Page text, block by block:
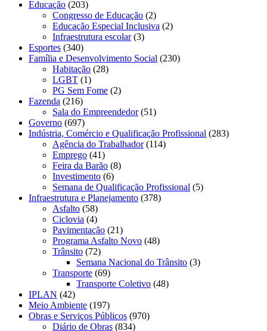
Educação (203)
Congresso de Educação (2)
Educação Especial Inclusiva (2)
Infraestrutura escolar(3)
Esportes (340)
Família e Desenvolvimento Social (230)
Habitação (28)
LGBT (1)
PG Sem Fome (2)
Fazenda (216)
Sala do Empreendedor(51)
Governo (697)
Indústria, Comércio e Qualificação Profissional (283)
Agência do Trabalhador(114)
Emprego (41)
Feira da Barão (8)
Investimento (6)
Semana de Qualificação Profissional (5)
Infraestrutura e Planejamento (378)
Asfalto (58)
Ciclovia (4)
Pavimentação (21)
Programa Asfalto Novo (48)
Trânsito (72)
Semana Nacional do Trânsito (3)
Transporte (69)
Transporte Coletivo (48)
IPLAN (42)
Meio Ambiente (197)
Obras e Serviços Públicos (970)
Diário de Obras (834)